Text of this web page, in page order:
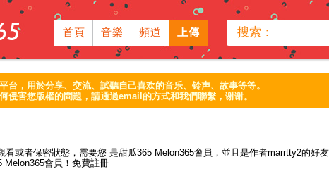
首頁 音樂 頻道 上傳 搜索：
台，用於分享、交流、試聽自己喜欢的音乐、铃声、故事等等。
侵害您版權的問題，請通過email的方式和我們聯繫，谢谢。
看或者保密狀態，需要您 是甜瓜365 Melon365會員 ，並且是作者marrtty2的好友
會員！ 免費註冊